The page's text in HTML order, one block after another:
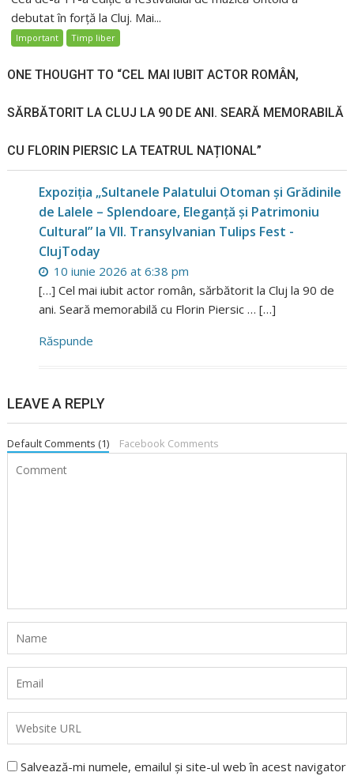
debutat în forță la Cluj. Mai...
Important Timp liber
ONE THOUGHT TO “CEL MAI IUBIT ACTOR ROMÂN,
SĂRBĂTORIT LA CLUJ LA 90 DE ANI. SEARĂ MEMORABILĂ
CU FLORIN PIERSIC LA TEATRUL NAȚIONAL”
Expoziția „Sultanele Palatului Otoman și Grădinile
de Lalele – Splendoare, Eleganță și Patrimoniu
Cultural” la VII. Transylvanian Tulips Fest -
ClujToday
10 iunie 2026 at 6:38 pm
[…] Cel mai iubit actor român, sărbătorit la Cluj la 90 de
ani. Seară memorabilă cu Florin Piersic … […]
Răspunde
LEAVE A REPLY
Default Comments (1) Facebook Comments
Salvează-mi numele, emailul și site-ul web în acest navigator